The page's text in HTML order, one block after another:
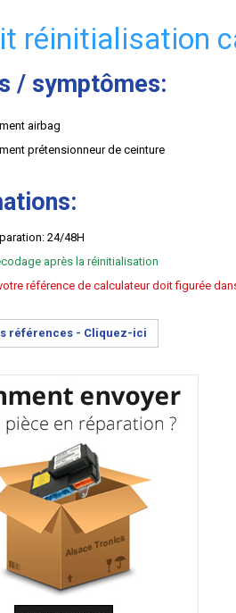
réinitialisation
/ symptômes:
airbag
prétensionneur de ceinture
24/48H
après la réinitialisation
référence de calculateur doit figurée
références - Cliquez-ici